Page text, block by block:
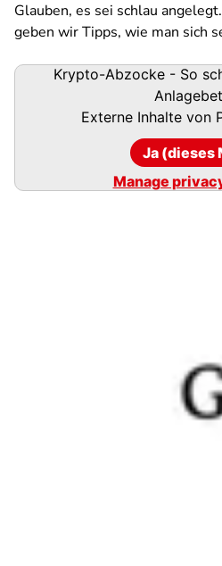
Glauben, es sei schlau
geben wir Tipps, wie man sich
Podigee-Krypto-Abzocke - So
Externe Inhalte von
Ja (dieses
Manage